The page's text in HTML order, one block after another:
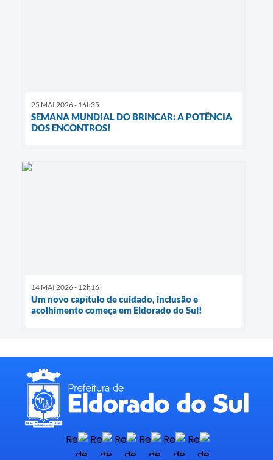
25 MAI 2026 - 16h35
SEMANA MUNDIAL DO BRINCAR: A POTÊNCIA
DOS ENCONTROS!
14 MAI 2026 - 12h16
Um novo capítulo de cuidado, inclusão e
acolhimento começa em Eldorado do Sul!